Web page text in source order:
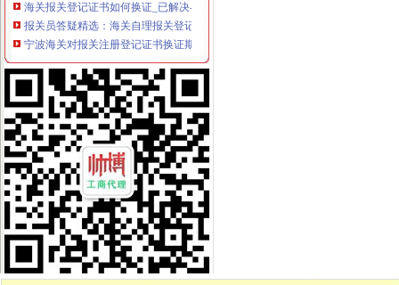
报关员答疑精选：海关自理报关登记证变更-报关员-环球网校
宁波海关对报关注册登记证书换证期限的规定_海关外贸咨询_新浪博客
一般贸易报关,海关报关注册登记证书应多注意：_第1页_zz
更换海关注册登记证书后仍无报关？-海南省政务服务中心
宁波海关对报关注册登记证书换证期限的规定-通关监管海关业务咨询
海关进出口货物收发货人报关注册登记证书有效期-报关员通关指南--育
拱北海关：咨询报关企业注册登记证延续及换证
关于海关办理IC卡和报关登记证书怎么办理？急-报关报检-福步外贸论
海关进出口货物收发货人报关注册登记证书的次办理
[06-30]哪位YUYU知道海关报关注册登记证在哪里办理换证？？_鹭岛
申请海关报关单位注册登记证书,海关报关注册信息年度报告范本,
海关报关单位注册登记证书-荣誉证书-常州市金坛区环宇科学仪器厂
报关注册登记证书在海关哪个部门办理？-实务问答-中国物流交易中
海关进出口货物收发货人报关注册登记证书过期怎样办理-政民互动群
变更人后海关报关注册登记证书要办理变更需要哪些资料？_已解决-